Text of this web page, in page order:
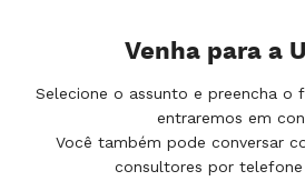
Venha para a
Selecione o assunto e preencha o
entraremos em
Você também pode conversar
consultores por